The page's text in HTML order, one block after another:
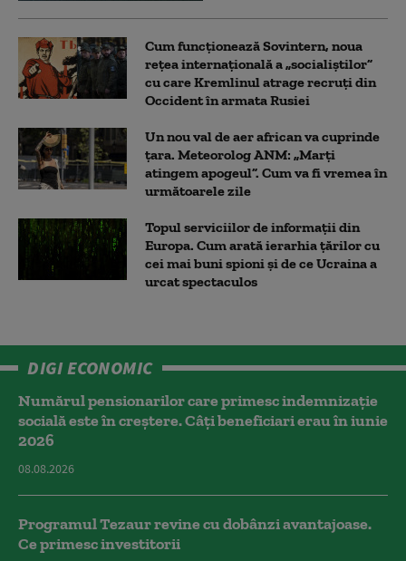
Cum funcționează Sovintern, noua
rețea internațională a „socialiștilor”
cu care Kremlinul atrage recruți din
Occident în armata Rusiei
Un nou val de aer african va cuprinde
țara. Meteorolog ANM: „Marți
atingem apogeul”. Cum va fi vremea în
următoarele zile
Topul serviciilor de informații din
Europa. Cum arată ierarhia țărilor cu
cei mai buni spioni și de ce Ucraina a
urcat spectaculos
DIGI ECONOMIC
Numărul pensionarilor care primesc indemnizaţie
socială este în creștere. Câți beneficiari erau în iunie
2026
08.08.2026
Programul Tezaur revine cu dobânzi avantajoase.
Ce primesc investitorii